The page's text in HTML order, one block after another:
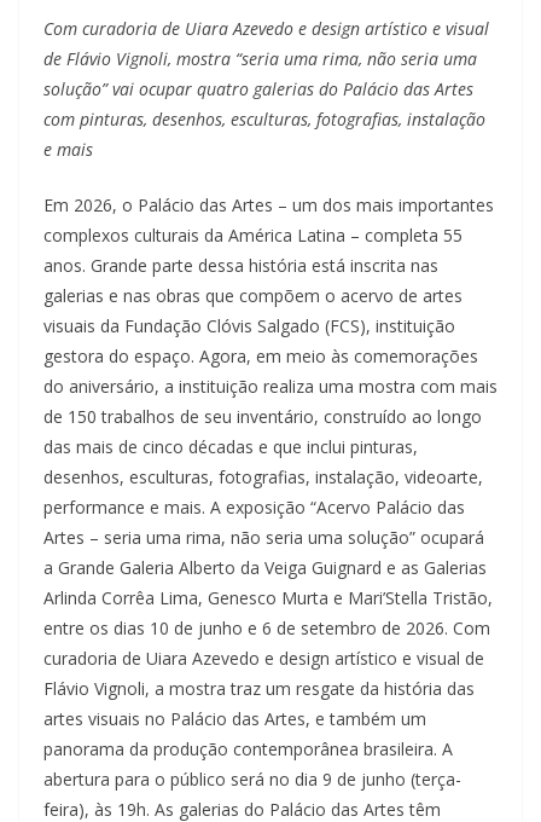
Com curadoria de Uiara Azevedo e design artístico e visual
de Flávio Vignoli, mostra “seria uma rima, não seria uma
solução” vai ocupar quatro galerias do Palácio das Artes
com pinturas, desenhos, esculturas, fotografias, instalação
e mais
Em 2026, o Palácio das Artes – um dos mais importantes
complexos culturais da América Latina – completa 55
anos. Grande parte dessa história está inscrita nas
galerias e nas obras que compõem o acervo de artes
visuais da Fundação Clóvis Salgado (FCS), instituição
gestora do espaço. Agora, em meio às comemorações
do aniversário, a instituição realiza uma mostra com mais
de 150 trabalhos de seu inventário, construído ao longo
das mais de cinco décadas e que inclui pinturas,
desenhos, esculturas, fotografias, instalação, videoarte,
performance e mais. A exposição “Acervo Palácio das
Artes – seria uma rima, não seria uma solução” ocupará
a Grande Galeria Alberto da Veiga Guignard e as Galerias
Arlinda Corrêa Lima, Genesco Murta e Mari’Stella Tristão,
entre os dias 10 de junho e 6 de setembro de 2026. Com
curadoria de Uiara Azevedo e design artístico e visual de
Flávio Vignoli, a mostra traz um resgate da história das
artes visuais no Palácio das Artes, e também um
panorama da produção contemporânea brasileira. A
abertura para o público será no dia 9 de junho (terça-
feira), às 19h. As galerias do Palácio das Artes têm